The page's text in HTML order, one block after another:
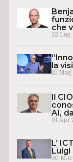
che
22 Lug
la
21
Il
AI,
01 Apr
L’
Luigi
30